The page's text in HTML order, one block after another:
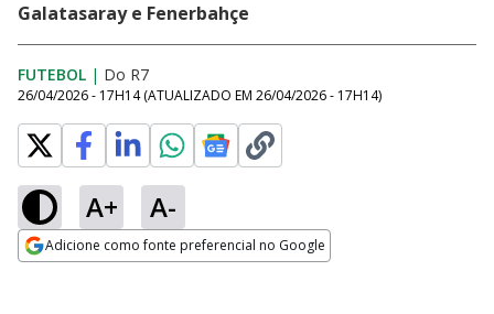
Galatasaray e Fenerbahçe
FUTEBOL | Do R7
26/04/2026 - 17H14 (ATUALIZADO EM 26/04/2026 - 17H14)
A+ A-
Adicione como fonte preferencial no Google